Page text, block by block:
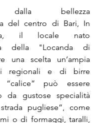
dalla bellezza
del centro di Bari, In
il locale nato
della "Locanda di
una scelta un’ampia
regionali e di birre
“calice” può essere
da gustose specialità
pugliese”, come
o di formaggi, taralli,